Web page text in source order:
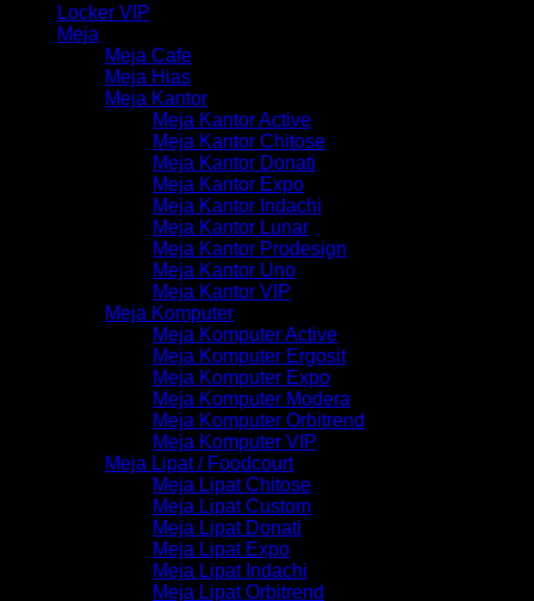
Locker VIP
Meja
Meja Cafe
Meja Hias
Meja Kantor
Meja Kantor Active
Meja Kantor Chitose
Meja Kantor Donati
Meja Kantor Expo
Meja Kantor Indachi
Meja Kantor Lunar
Meja Kantor Prodesign
Meja Kantor Uno
Meja Kantor VIP
Meja Komputer
Meja Komputer Active
Meja Komputer Ergosit
Meja Komputer Expo
Meja Komputer Modera
Meja Komputer Orbitrend
Meja Komputer VIP
Meja Lipat / Foodcourt
Meja Lipat Chitose
Meja Lipat Custom
Meja Lipat Donati
Meja Lipat Expo
Meja Lipat Indachi
Meja Lipat Orbitrend